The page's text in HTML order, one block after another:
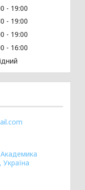
19:00
19:00
19:00
16:00
Україна